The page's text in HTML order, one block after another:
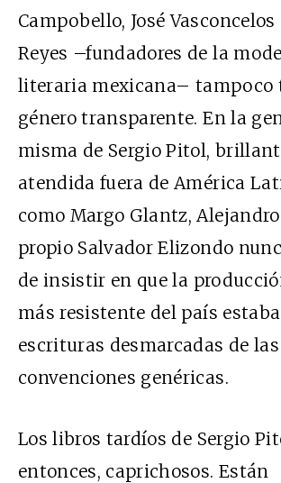
Campobello, José
Reyes –fundadores de la
literaria mexicana– tampoco
género transparente. En la
misma de Sergio Pitol,
atendida fuera de América
como Margo Glantz, Alejandro
propio Salvador Elizondo
de insistir en que la
más resistente del país
escrituras desmarcadas de las
convenciones genéricas.
Los libros tardíos de Sergio
entonces, caprichosos. Están